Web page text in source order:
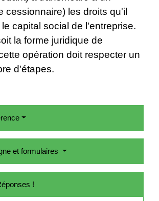
cessionnaire) les droits qu'il
capital social de l'entreprise.
la forme juridique de
opération doit respecter un
d'étapes.
et formulaires
!